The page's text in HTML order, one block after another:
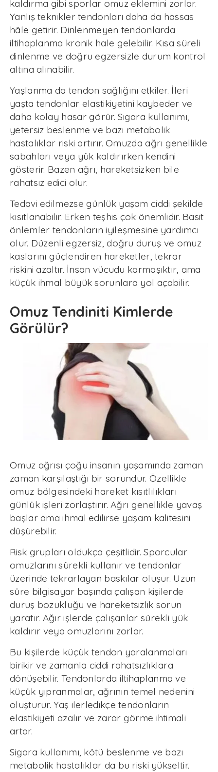
kaldırma gibi sporlar omuz eklemini zorlar.
Yanlış teknikler tendonları daha da hassas
hâle getirir. Dinlenmeyen tendonlarda
iltihaplanma kronik hale gelebilir. Kısa süreli
dinlenme ve doğru egzersizle durum kontrol
altına alınabilir.
Yaşlanma da tendon sağlığını etkiler. İleri
yaşta tendonlar elastikiyetini kaybeder ve
daha kolay hasar görür. Sigara kullanımı,
yetersiz beslenme ve bazı metabolik
hastalıklar riski artırır. Omuzda ağrı genellikle
sabahları veya yük kaldırırken kendini
gösterir. Bazen ağrı, hareketsizken bile
rahatsız edici olur.
Tedavi edilmezse günlük yaşam ciddi şekilde
kısıtlanabilir. Erken teşhis çok önemlidir. Basit
önlemler tendonların iyileşmesine yardımcı
olur. Düzenli egzersiz, doğru duruş ve omuz
kaslarını güçlendiren hareketler, tekrar
riskini azaltır. İnsan vücudu karmaşıktır, ama
küçük ihmal büyük sorunlara yol açabilir.
Omuz Tendiniti Kimlerde
Görülür?
Omuz ağrısı çoğu insanın yaşamında zaman
zaman karşılaştığı bir sorundur. Özellikle
omuz bölgesindeki hareket kısıtlılıkları
günlük işleri zorlaştırır. Ağrı genellikle yavaş
başlar ama ihmal edilirse yaşam kalitesini
düşürebilir.
Risk grupları oldukça çeşitlidir. Sporcular
omuzlarını sürekli kullanır ve tendonlar
üzerinde tekrarlayan baskılar oluşur. Uzun
süre bilgisayar başında çalışan kişilerde
duruş bozukluğu ve hareketsizlik sorun
yaratır. Ağır işlerde çalışanlar sürekli yük
kaldırır veya omuzlarını zorlar.
Bu kişilerde küçük tendon yaralanmaları
birikir ve zamanla ciddi rahatsızlıklara
dönüşebilir. Tendonlarda iltihaplanma ve
küçük yıpranmalar, ağrının temel nedenini
oluşturur. Yaş ilerledikçe tendonların
elastikiyeti azalır ve zarar görme ihtimali
artar.
Sigara kullanımı, kötü beslenme ve bazı
metabolik hastalıklar da bu riski yükseltir.